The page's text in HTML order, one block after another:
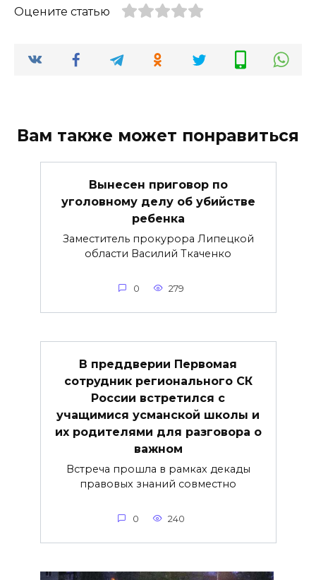
Оцените статью
Вам также может понравиться
Вынесен приговор по
уголовному делу об убийстве
ребенка
Заместитель прокурора Липецкой
области Василий Ткаченко
0 279
В преддверии Первомая
сотрудник регионального СК
России встретился с
учащимися усманской школы и
их родителями для разговора о
важнoм
Встреча прошла в рамках декады
правовых знаний совместно
0 240